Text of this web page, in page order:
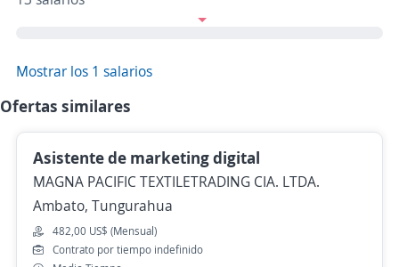
Mostrar los 1 salarios
Ofertas similares
Asistente de marketing digital
MAGNA PACIFIC TEXTILETRADING CIA. LTDA.
Ambato, Tungurahua
482,00 US$ (Mensual)
Contrato por tiempo indefinido